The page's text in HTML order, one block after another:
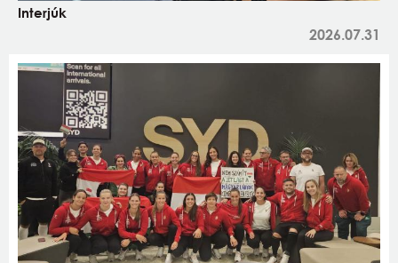
Interjúk
2026.07.31